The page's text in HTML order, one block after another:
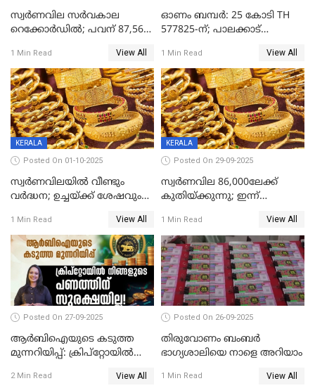
സ്വര്‍ണവില സര്‍വകാല
റെക്കോര്‍ഡില്‍; പവന് 87,560
1 Min Read View All
ഓണം ബമ്പർ: 25 കോടി TH
577825-ന്; പാലക്കാട്
മുന്നിൽ
1 Min Read View All
KERALA
Posted On 01-10-2025
സ്വർണവിലയിൽ വീണ്ടും
വർദ്ധന; ഉച്ചയ്ക്ക് ശേഷവും
കൂടിയത് പവന് 2,760 രൂപ
1 Min Read View All
KERALA
Posted On 29-09-2025
സ്വര്‍ണവില 86,000ലേക്ക്
കുതിയ്ക്കുന്നു; ഇന്ന്
1040 രൂപ
1 Min Read View All
Posted On 27-09-2025
ആർബിഐയുടെ കടുത്ത
മുന്നറിയിപ്പ്: ക്രിപ്റ്റോയിൽ
സുരക്ഷയില്ല!
2 Min Read View All
Posted On 26-09-2025
തിരുവോണം ബംബര്‍
ഭാഗ്യശാലിയെ നാളെ അറിയാം
1 Min Read View All